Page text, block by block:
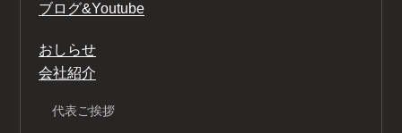
ブログ&Youtube
おしらせ
会社紹介
代表ご挨拶